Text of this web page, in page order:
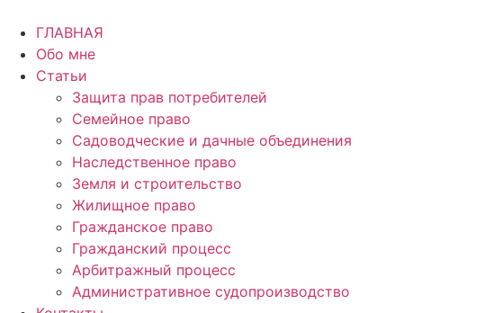
содержимому
ГЛАВНАЯ
Обо мне
Статьи
Защита прав потребителей
Семейное право
Садоводческие и дачные объединения
Наследственное право
Земля и строительство
Жилищное право
Гражданское право
Гражданский процесс
Арбитражный процесс
Административное судопроизводство